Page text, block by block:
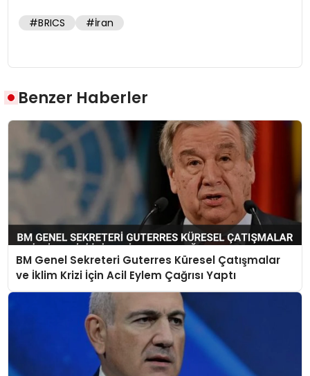
#BRICS #İran
Benzer Haberler
BM Genel Sekreteri Guterres Küresel Çatışmalar
ve İklim Krizi İçin Acil Eylem Çağrısı Yaptı